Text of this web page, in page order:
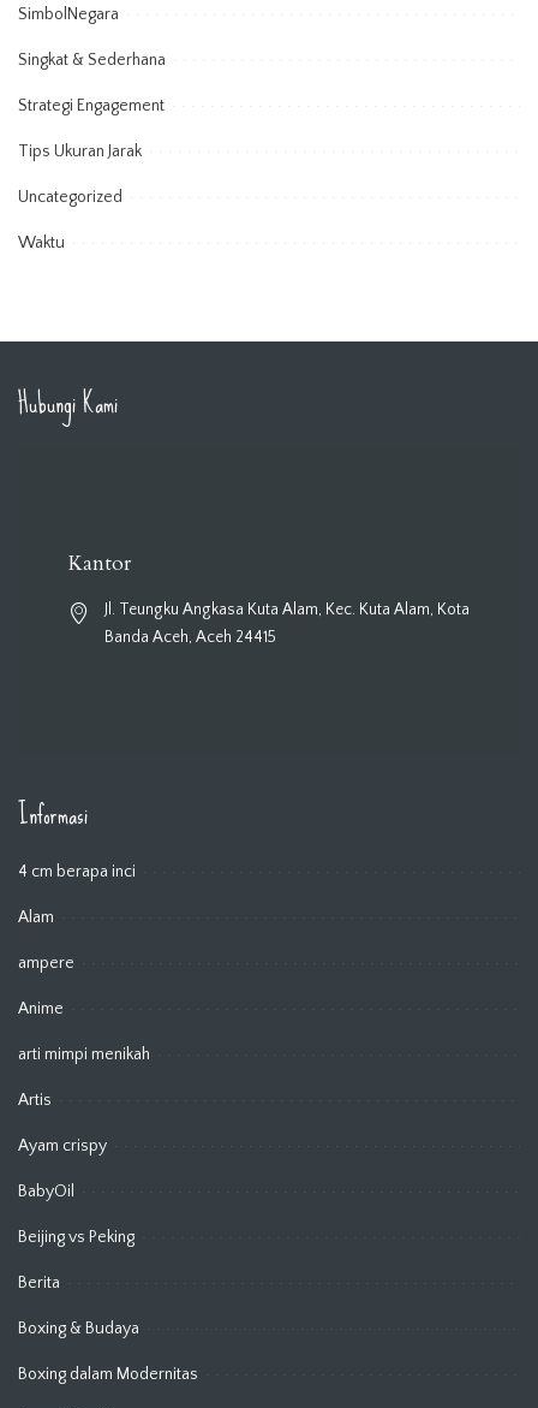
SimbolNegara
Singkat & Sederhana
Strategi Engagement
Tips Ukuran Jarak
Uncategorized
Waktu
Hubungi Kami
Kantor
Jl. Teungku Angkasa Kuta Alam, Kec. Kuta Alam, Kota
Banda Aceh, Aceh 24415
Informasi
4 cm berapa inci
Alam
ampere
Anime
arti mimpi menikah
Artis
Ayam crispy
BabyOil
Beijing vs Peking
Berita
Boxing & Budaya
Boxing dalam Modernitas